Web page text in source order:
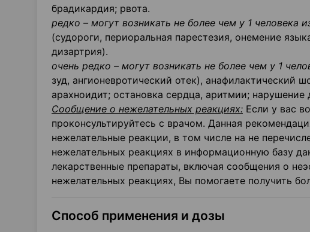
брадикардия; рвота.
редко – могут возникать не более чем у 1 человека
(судороги, периоральная парестезия, онемение
дизартрия).
очень редко – могут возникать не более чем у 1
зуд, ангионевротический отек), анафилактический
арахноидит; остановка сердца, аритмии; нарушение
Сообщение о нежелательных реакциях: Если у вас
проконсультируйтесь с врачом. Данная
нежелательные реакции, в том числе на не
нежелательных реакциях в информационную базу
лекарственные препараты, включая сообщения о
нежелательных реакциях, Вы помогаете получить
Способ применения и дозы